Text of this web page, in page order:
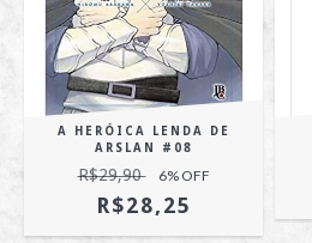
A HERÓICA LENDA DE
ARSLAN #08
R$29,90 6% OFF
R$28,25